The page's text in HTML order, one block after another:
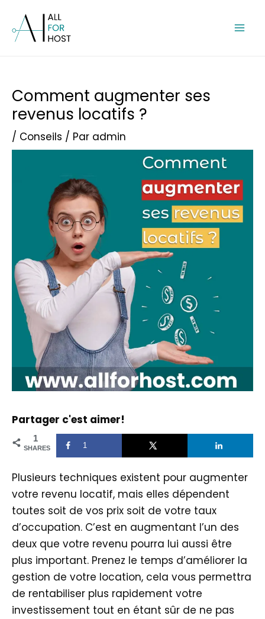
contenu
Comment augmenter ses
revenus locatifs ?
/ Conseils / Par admin
Partager c'est aimer!
1
SHARES 1
Plusieurs techniques existent pour augmenter
votre revenu locatif, mais elles dépendent
toutes soit de vos prix soit de votre taux
d’occupation. C’est en augmentant l’un des
deux que votre revenu pourra lui aussi être
plus important. Prenez le temps d’améliorer la
gestion de votre location, cela vous permettra
de rentabiliser plus rapidement votre
investissement tout en étant sûr de ne pas
navigation